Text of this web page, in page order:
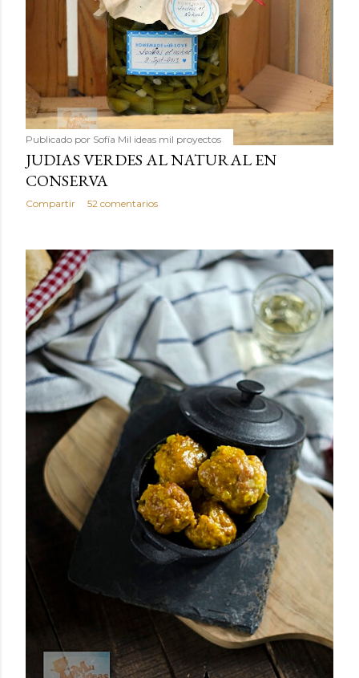
Publicado por Sofía Mil ideas mil proyectos
JUDIAS VERDES AL NATURAL EN
CONSERVA
Compartir 52 comentarios